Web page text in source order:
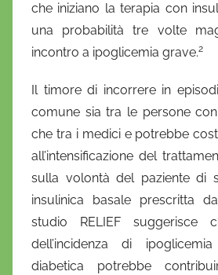
che iniziano la terapia con
una probabilità tre volte
incontro a ipoglicemia grave.2
Il timore di incorrere in
comune sia tra le persone
che tra i medici e potrebbe
all’intensificazione del
sulla volontà del paziente di
insulinica basale prescritta
studio RELIEF suggerisce
dell’incidenza di
diabetica potrebbe